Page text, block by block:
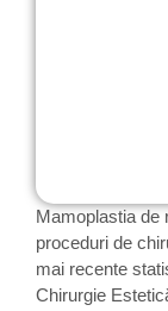
Mamoplastia de
proceduri de
mai recente
Chirurgie